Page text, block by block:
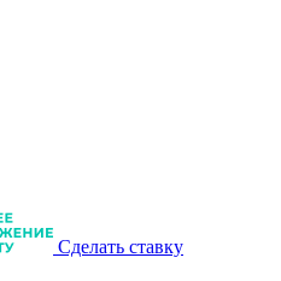
Сделать ставку